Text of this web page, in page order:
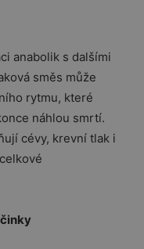
anabolik s dalšími
směs může
rytmu, které
náhlou smrtí.
cévy, krevní tlak i